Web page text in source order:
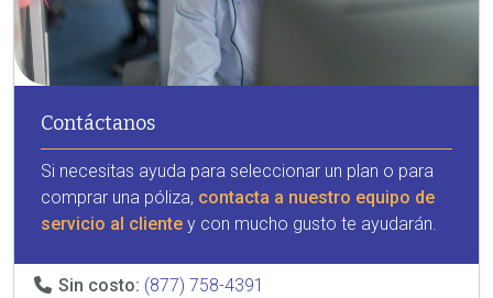
Contáctanos
Si necesitas ayuda para seleccionar un plan o para
comprar una póliza, contacta a nuestro equipo de
servicio al cliente y con mucho gusto te ayudarán.
Sin costo: (877) 758-4391